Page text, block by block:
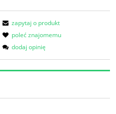
zapytaj o produkt
poleć znajomemu
dodaj opinię